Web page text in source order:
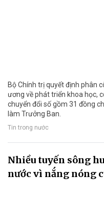
Bộ Chính trị quyết định phân
ương về phát triển khoa học,
chuyển đổi số gồm 31 đồng
làm Trưởng Ban.
Tin trong nước
Nhiều tuyến sông
nước vì nắng nóng